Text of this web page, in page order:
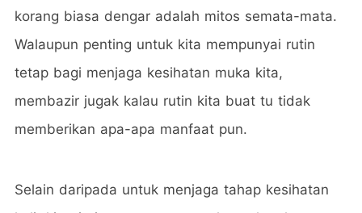
korang biasa dengar adalah mitos semata-mata.
Walaupun penting untuk kita mempunyai rutin
tetap bagi menjaga kesihatan muka kita,
membazir jugak kalau rutin kita buat tu tidak
memberikan apa-apa manfaat pun.
Selain daripada untuk menjaga tahap kesihatan